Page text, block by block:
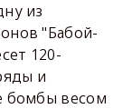
из
"Бабой-
120-
и
бомбы весом